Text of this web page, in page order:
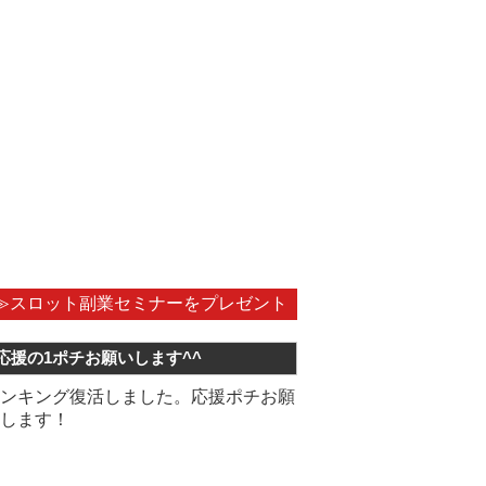
ロット副業セミナーをプレゼント
援の1ポチお願いします^^
キング復活しました。応援ポチお願
ます！